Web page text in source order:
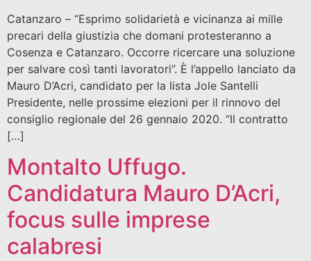
Catanzaro – “Esprimo solidarietà e vicinanza ai mille
precari della giustizia che domani protesteranno a
Cosenza e Catanzaro. Occorre ricercare una soluzione
per salvare così tanti lavoratori”. È l’appello lanciato da
Mauro D’Acri, candidato per la lista Jole Santelli
Presidente, nelle prossime elezioni per il rinnovo del
consiglio regionale del 26 gennaio 2020. “Il contratto
[…]
Montalto Uffugo.
Candidatura Mauro D’Acri,
focus sulle imprese
calabresi